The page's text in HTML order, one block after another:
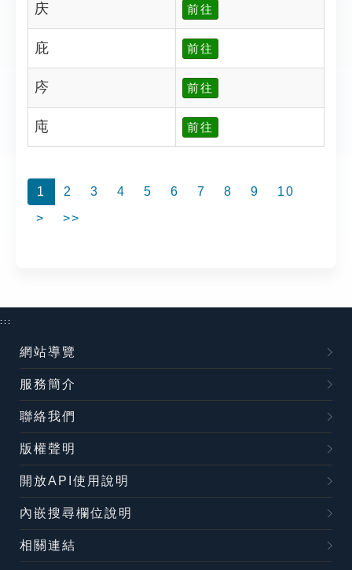
庆 前往
庇 前往
庈 前往
庉 前往
1 2 3 4 5 6 7 8 9
10
>
>>
:::
網站導覽
服務簡介
聯絡我們
版權聲明
開放API使用說明
內嵌搜尋欄位說明
相關連結